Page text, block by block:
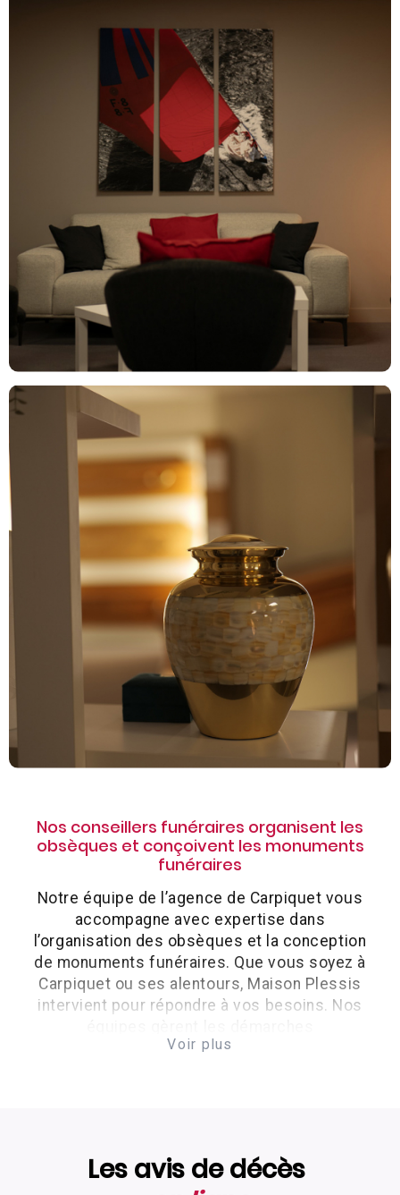
Voir plus
Nos conseillers funéraires organisent les
obsèques et conçoivent les monuments
funéraires
Notre équipe de l’agence de Carpiquet vous
accompagne avec expertise dans
l’organisation des obsèques et la conception
de monuments funéraires. Que vous soyez à
Carpiquet ou ses alentours, Maison Plessis
intervient pour répondre à vos besoins. Nos
administratives avec les mairies,
Maison Plessis vous accompagne pour
tous types d’obsèques
Les avis de décès